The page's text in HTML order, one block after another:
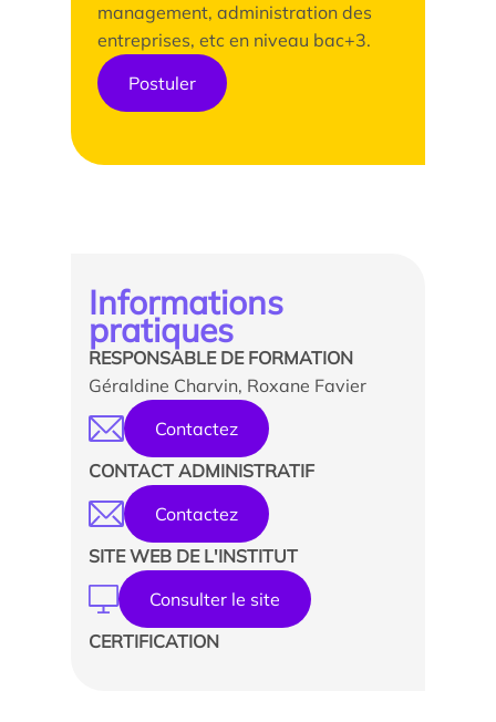
management, administration des
entreprises, etc en niveau bac+3.
Postuler
Informations
pratiques
RESPONSABLE DE FORMATION
Géraldine Charvin, Roxane Favier
Contactez
CONTACT ADMINISTRATIF
Contactez
SITE WEB DE L'INSTITUT
Consulter le site
CERTIFICATION